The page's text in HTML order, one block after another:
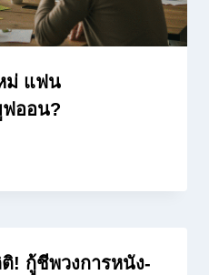
ม่ แฟน
ฟออน?
! กู้ชีพวงการหนัง-